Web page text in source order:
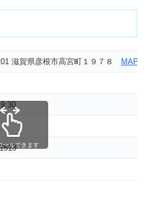
滋賀県彦根市高宮町１９７８ MAP
ールできます